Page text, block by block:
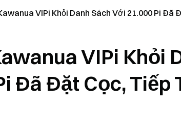
VIPi Khỏi Danh Sách Với 21.000 Pi Đã
VIPi Khỏi
Đã Đặt Cọc, Tiếp